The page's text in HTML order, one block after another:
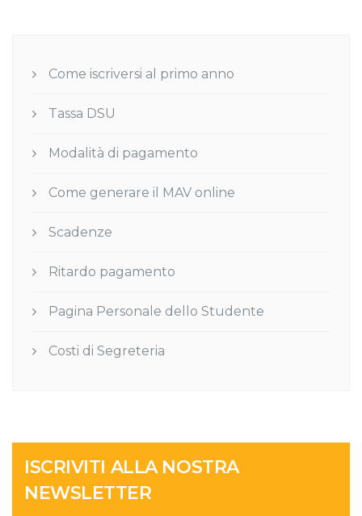
Come iscriversi al primo anno
Tassa DSU
Modalità di pagamento
Come generare il MAV online
Scadenze
Ritardo pagamento
Pagina Personale dello Studente
Costi di Segreteria
ISCRIVITI ALLA NOSTRA
NEWSLETTER